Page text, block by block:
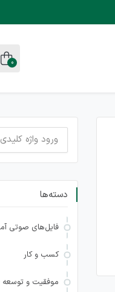
0
جستجو
برای:
دسته‌ها
فایل‌های صوتی
کسب و کار
موفقیت و توسعه